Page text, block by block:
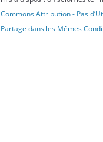
Commons Attribution - Pas
Partage dans les Mêmes